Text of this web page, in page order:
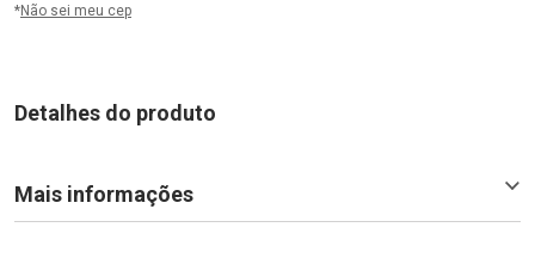
*Não sei meu cep
Detalhes do produto
Mais informações